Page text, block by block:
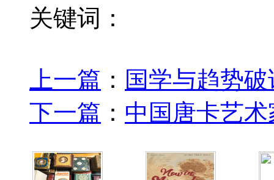
关键词：
上一篇 ： 国学与趋势
下一篇 ： 中国唐卡艺